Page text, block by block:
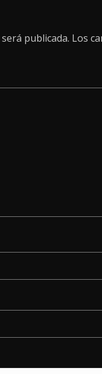
publicada. Los